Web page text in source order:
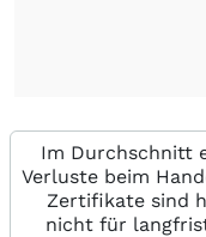
Im Durchschnitt
Verluste beim
Zertifikate sind
nicht für